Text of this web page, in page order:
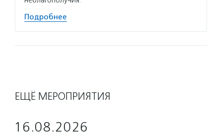
Подробнее
ЕЩЁ МЕРОПРИЯТИЯ
16.08.2026